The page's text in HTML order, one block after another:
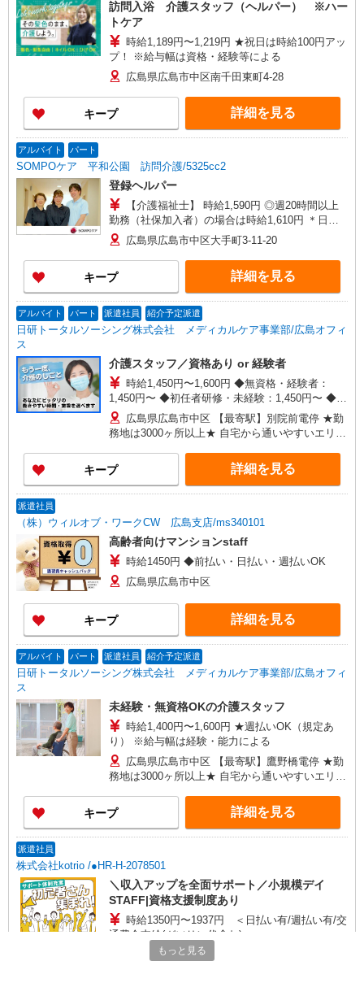
訪問入浴 介護スタッフ（ヘルパー） ※ハー
トケア
時給1,189円〜1,219円 ★祝日は時給100円アッ
プ！ ※給与幅は資格・経験等による
広島県広島市中区南千田東町4-28
キープ 詳細を見る
アルバイト パート
SOMPOケア 平和公園 訪問介護/5325cc2
登録ヘルパー
【介護福祉士】 時給1,590円 ◎週20時間以上
勤務（社保加入者）の場合は時給1,610円 ＊日曜
祝日：時給1,890円〜 【実務者研修・初任者研修
（ヘルパー1級・2級）】 時給1,510円 ◎週20時間
以上勤務（社保加入者）の場合は時給1,530円 ＊
日曜祝日：時給1,810円〜 ◎身体介助、生活援助
が同時給 ◎キャンセル手当：職務時給の60％支給
広島県広島市中区大手町3-11-20
キープ 詳細を見る
アルバイト パート 派遣社員 紹介予定派遣
日研トータルソーシング株式会社 メディカルケア事業部/広島オフィ
ス
介護スタッフ／資格あり or 経験者
時給1,450円〜1,600円 ◆無資格・経験者：
1,450円〜 ◆初任者研修・未経験：1,450円〜 ◆初
任者研修・経験者：1,550円〜 ◆介護福祉士：
1,600円〜 ※経験者は3ヶ月以上 ※給与幅は経験・
能力による ★週払いOK（規定あり）
広島県広島市中区 【最寄駅】別院前電停 ★勤
務地は3000ヶ所以上★ 自宅から通いやすいエリア
キープ 詳細を見る
派遣社員
（株）ウィルオブ・ワークCW 広島支店/ms340101
高齢者向けマンションstaff
時給1450円 ◆前払い・日払い・週払いOK
広島県広島市中区
キープ 詳細を見る
アルバイト パート 派遣社員 紹介予定派遣
日研トータルソーシング株式会社 メディカルケア事業部/広島オフィ
ス
未経験・無資格OKの介護スタッフ
時給1,400円〜1,600円 ★週払いOK（規定あ
り） ※給与幅は経験・能力による
広島県広島市中区 【最寄駅】鷹野橋電停 ★勤
務地は3000ヶ所以上★ 自宅から通いやすいエリア
キープ 詳細を見る
派遣社員
株式会社kotrio /●HR-H-2078501
＼収入アップを全面サポート／小規模デイ
STAFF|資格支援制度あり
時給1350円〜1937円 ＜日払い有/週払い有/交
通費全支給(ガソリン代含む)＞
広島市中区もっと見る